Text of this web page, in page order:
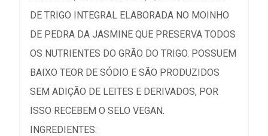
DE TRIGO INTEGRAL ELABORADA NO MOINHO
DE PEDRA DA JASMINE QUE PRESERVA TODOS
OS NUTRIENTES DO GRÃO DO TRIGO. POSSUEM
BAIXO TEOR DE SÓDIO E SÃO PRODUZIDOS
SEM ADIÇÃO DE LEITES E DERIVADOS, POR
ISSO RECEBEM O SELO VEGAN.
INGREDIENTES: